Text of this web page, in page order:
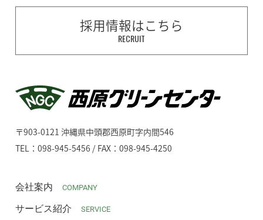
採用情報はこちら
RECRUIT
〒903-0121 沖縄県中頭郡西原町字内間546
TEL：098-945-5456 / FAX：098-945-4250
会社案内 COMPANY
サービス紹介 SERVICE